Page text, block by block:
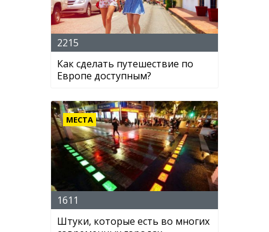
2215
Как сделать путешествие по
Европе доступным?
МЕСТА
1611
Штуки, которые есть во многих